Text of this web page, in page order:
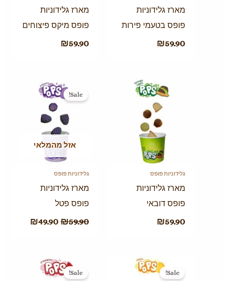
מארז גלידוניות
פופס בטעמי פירות
₪59.90
מארז גלידוניות
פופס מיקס פיצוחים
₪59.90
גלידוניות פופס
מארז גלידוניות
פופס דובאי
₪59.90
אזל מהמלאי
Sale!
גלידוניות פופס
מארז גלידוניות
פופס פטל
₪59.90
המחיר
המקורי
היה:
₪59.90.
₪49.90
Sale!
המחיר
המקורי
Sale!
המחיר
המקורי